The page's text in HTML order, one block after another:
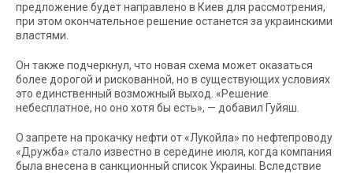
предложение будет направлено в Киев для рассмотрения,
при этом окончательное решение останется за украинскими
властями.
Он также подчеркнул, что новая схема может оказаться
более дорогой и рискованной, но в существующих условиях
это единственный возможный выход. «Решение
небесплатное, но оно хотя бы есть», — добавил Гуйяш.
О запрете на прокачку нефти от «Лукойла» по нефтепроводу
«Дружба» стало известно в середине июля, когда компания
была внесена в санкционный список Украины. Вследствие